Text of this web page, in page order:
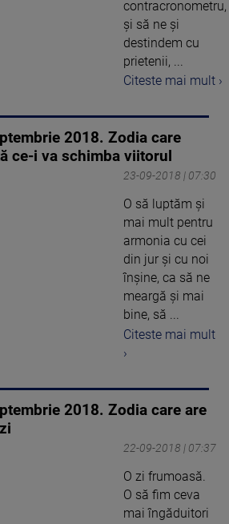
contracronometru,
şi să ne şi
destindem cu
prietenii, ...
Citeste mai mult ›
2018. Zodia care
ce-i va schimba viitorul
23-09-2018 | 07:30
O să luptăm şi
mai mult pentru
armonia cu cei
din jur şi cu noi
înşine, ca să ne
meargă şi mai
bine, să ...
Citeste mai mult
›
2018. Zodia care are
22-09-2018 | 07:37
O zi frumoasă.
O să fim ceva
mai îngăduitori